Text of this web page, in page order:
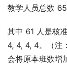
教学人员总数
其中 61 人是核
4, 4, 4, 4。（注
会将原本班数增